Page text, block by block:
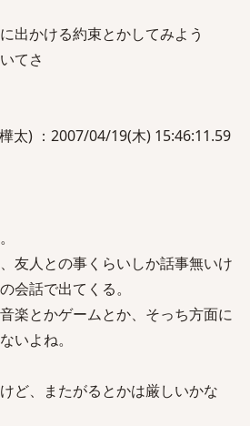
出かける約束とかしてみよう
てさ
太) ：2007/04/19(木) 15:46:11.59
友人との事くらいしか話事無いけ
会話で出てくる。
楽とかゲームとか、そっち方面に
いよね。
ど、またがるとかは厳しいかな